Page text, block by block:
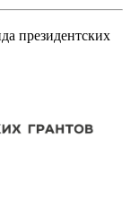
президентских